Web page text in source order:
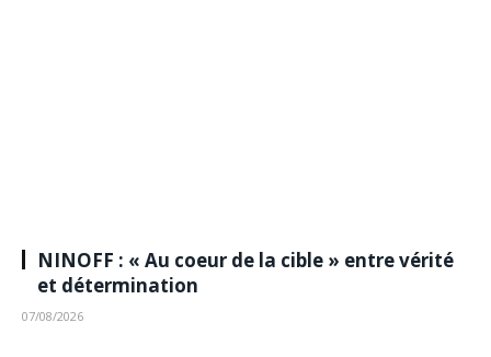
NINOFF : « Au coeur de la cible » entre vérité
et détermination
07/08/2026